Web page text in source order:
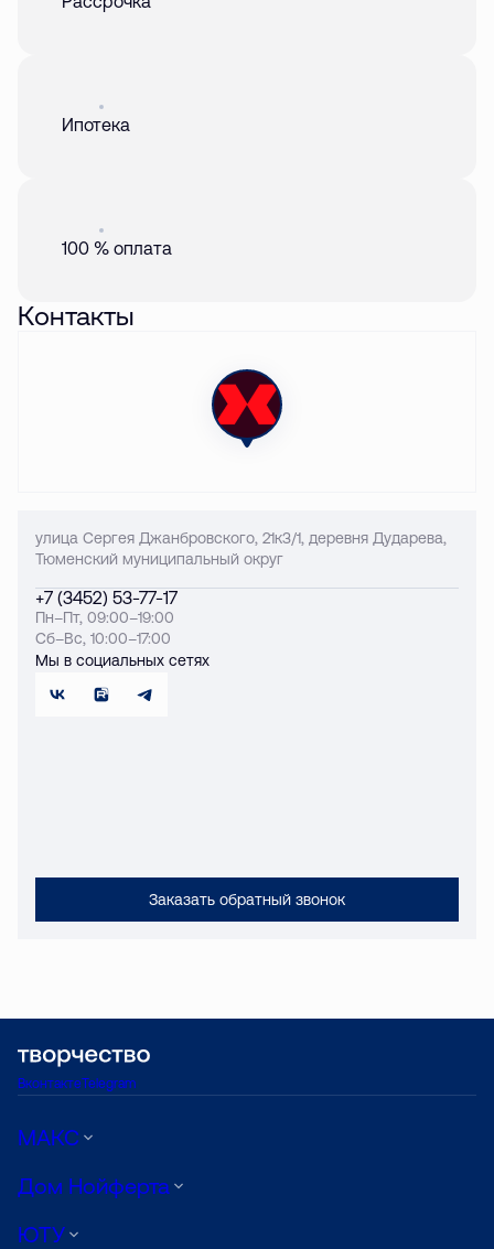
Ипотека
100 % оплата
Контакты
улица Сергея Джанбровского, 21к3/1, деревня Дударева,
Тюменский муниципальный округ
+7 (3452) 53-77-17
Пн–Пт, 09:00–19:00
Сб–Вс, 10:00–17:00
Мы в социальных сетях
Заказать обратный звонок
ВконтактеTelegram
МАКС
Дом Нойферта
ЮТУ